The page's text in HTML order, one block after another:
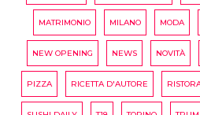
MATRIMONIO MILANO MODA
NEW OPENING NEWS NOVITÀ
PIZZA RICETTA D'AUTORE